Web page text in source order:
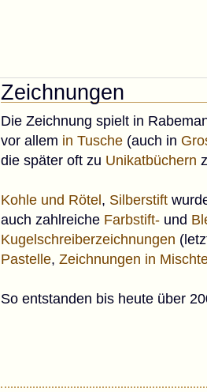
Zeichnungen
Die Zeichnung spielt in
vor allem in Tusche (auch in
die später oft zu Unikatbüchern
Kohle und Rötel, Silberstift
auch zahlreiche Farbstift- und
Kugelschreiberzeichnungen
Pastelle, Zeichnungen in
So entstanden bis heute über